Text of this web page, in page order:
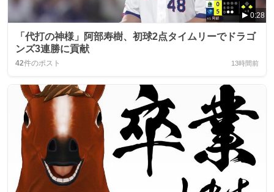
0:28
「代打の神様」阿部寿樹、初球2点タイムリーでドラゴ
ンズ3連勝に貢献
42件のポスト 13時間前